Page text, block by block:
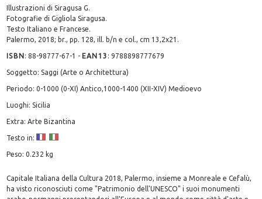
Illustrazioni di Siragusa G.
Fotografie di Gigliola Siragusa.
Testo Italiano e Francese.
Palermo, 2018; br., pp. 128, ill. b/n e col., cm 13,2x21.
ISBN:88-98777-67-1 - EAN13 :9788898777679
Soggetto: Saggi (Arte o Architettura)
Periodo: 0-1000 (0-XI) Antico,1000-1400 (XII-XIV) Medioevo
Luoghi: Sicilia
Extra: Arte Bizantina
Testo in:
Peso: 0.232 kg
Capitale Italiana della Cultura 2018, Palermo, insieme a Monreale e Cefalù,
ha visto riconosciuti come "Patrimonio dell'UNESCO" i suoi monumenti